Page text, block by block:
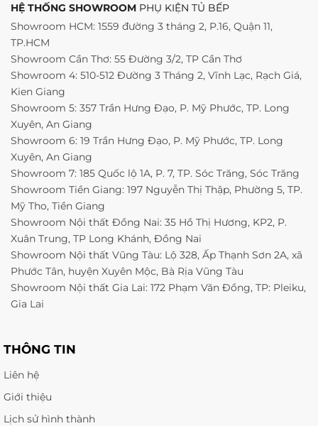
HỆ THỐNG SHOWROOM PHỤ KIỆN TỦ BẾP
Showroom HCM: 1559 đường 3 tháng 2, P.16, Quận 11,
TP.HCM
Showroom Cần Thơ: 55 Đường 3/2, TP Cần Thơ
Showroom 4: 510-512 Đường 3 Tháng 2, Vĩnh Lạc, Rạch Giá,
Kien Giang
Showroom 5: 357 Trần Hưng Đạo, P. Mỹ Phước, TP. Long
Xuyên, An Giang
Showroom 6: 19 Trần Hưng Đạo, P. Mỹ Phước, TP. Long
Xuyên, An Giang
Showroom 7: 185 Quốc lộ 1A, P. 7, TP. Sóc Trăng, Sóc Trăng
Showroom Tiền Giang: 197 Nguyễn Thị Thập, Phường 5, TP.
Mỹ Tho, Tiền Giang
Showroom Nội thất Đồng Nai: 35 Hồ Thị Hương, KP2, P.
Xuân Trung, TP Long Khánh, Đồng Nai
Showroom Nội thất Vũng Tàu: Lộ 328, Ấp Thạnh Sơn 2A, xã
Phước Tân, huyện Xuyên Mộc, Bà Rịa Vũng Tàu
Showroom Nội thất Gia Lai: 172 Phạm Văn Đồng, TP: Pleiku,
Gia Lai
THÔNG TIN
Liên hệ
Giới thiệu
Lịch sử hình thành